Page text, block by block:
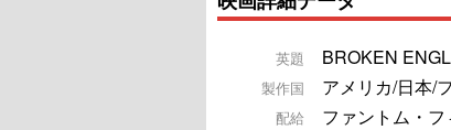
英題 BROKEN
製作国 アメリカ/日本/
配給 ファントム・フ